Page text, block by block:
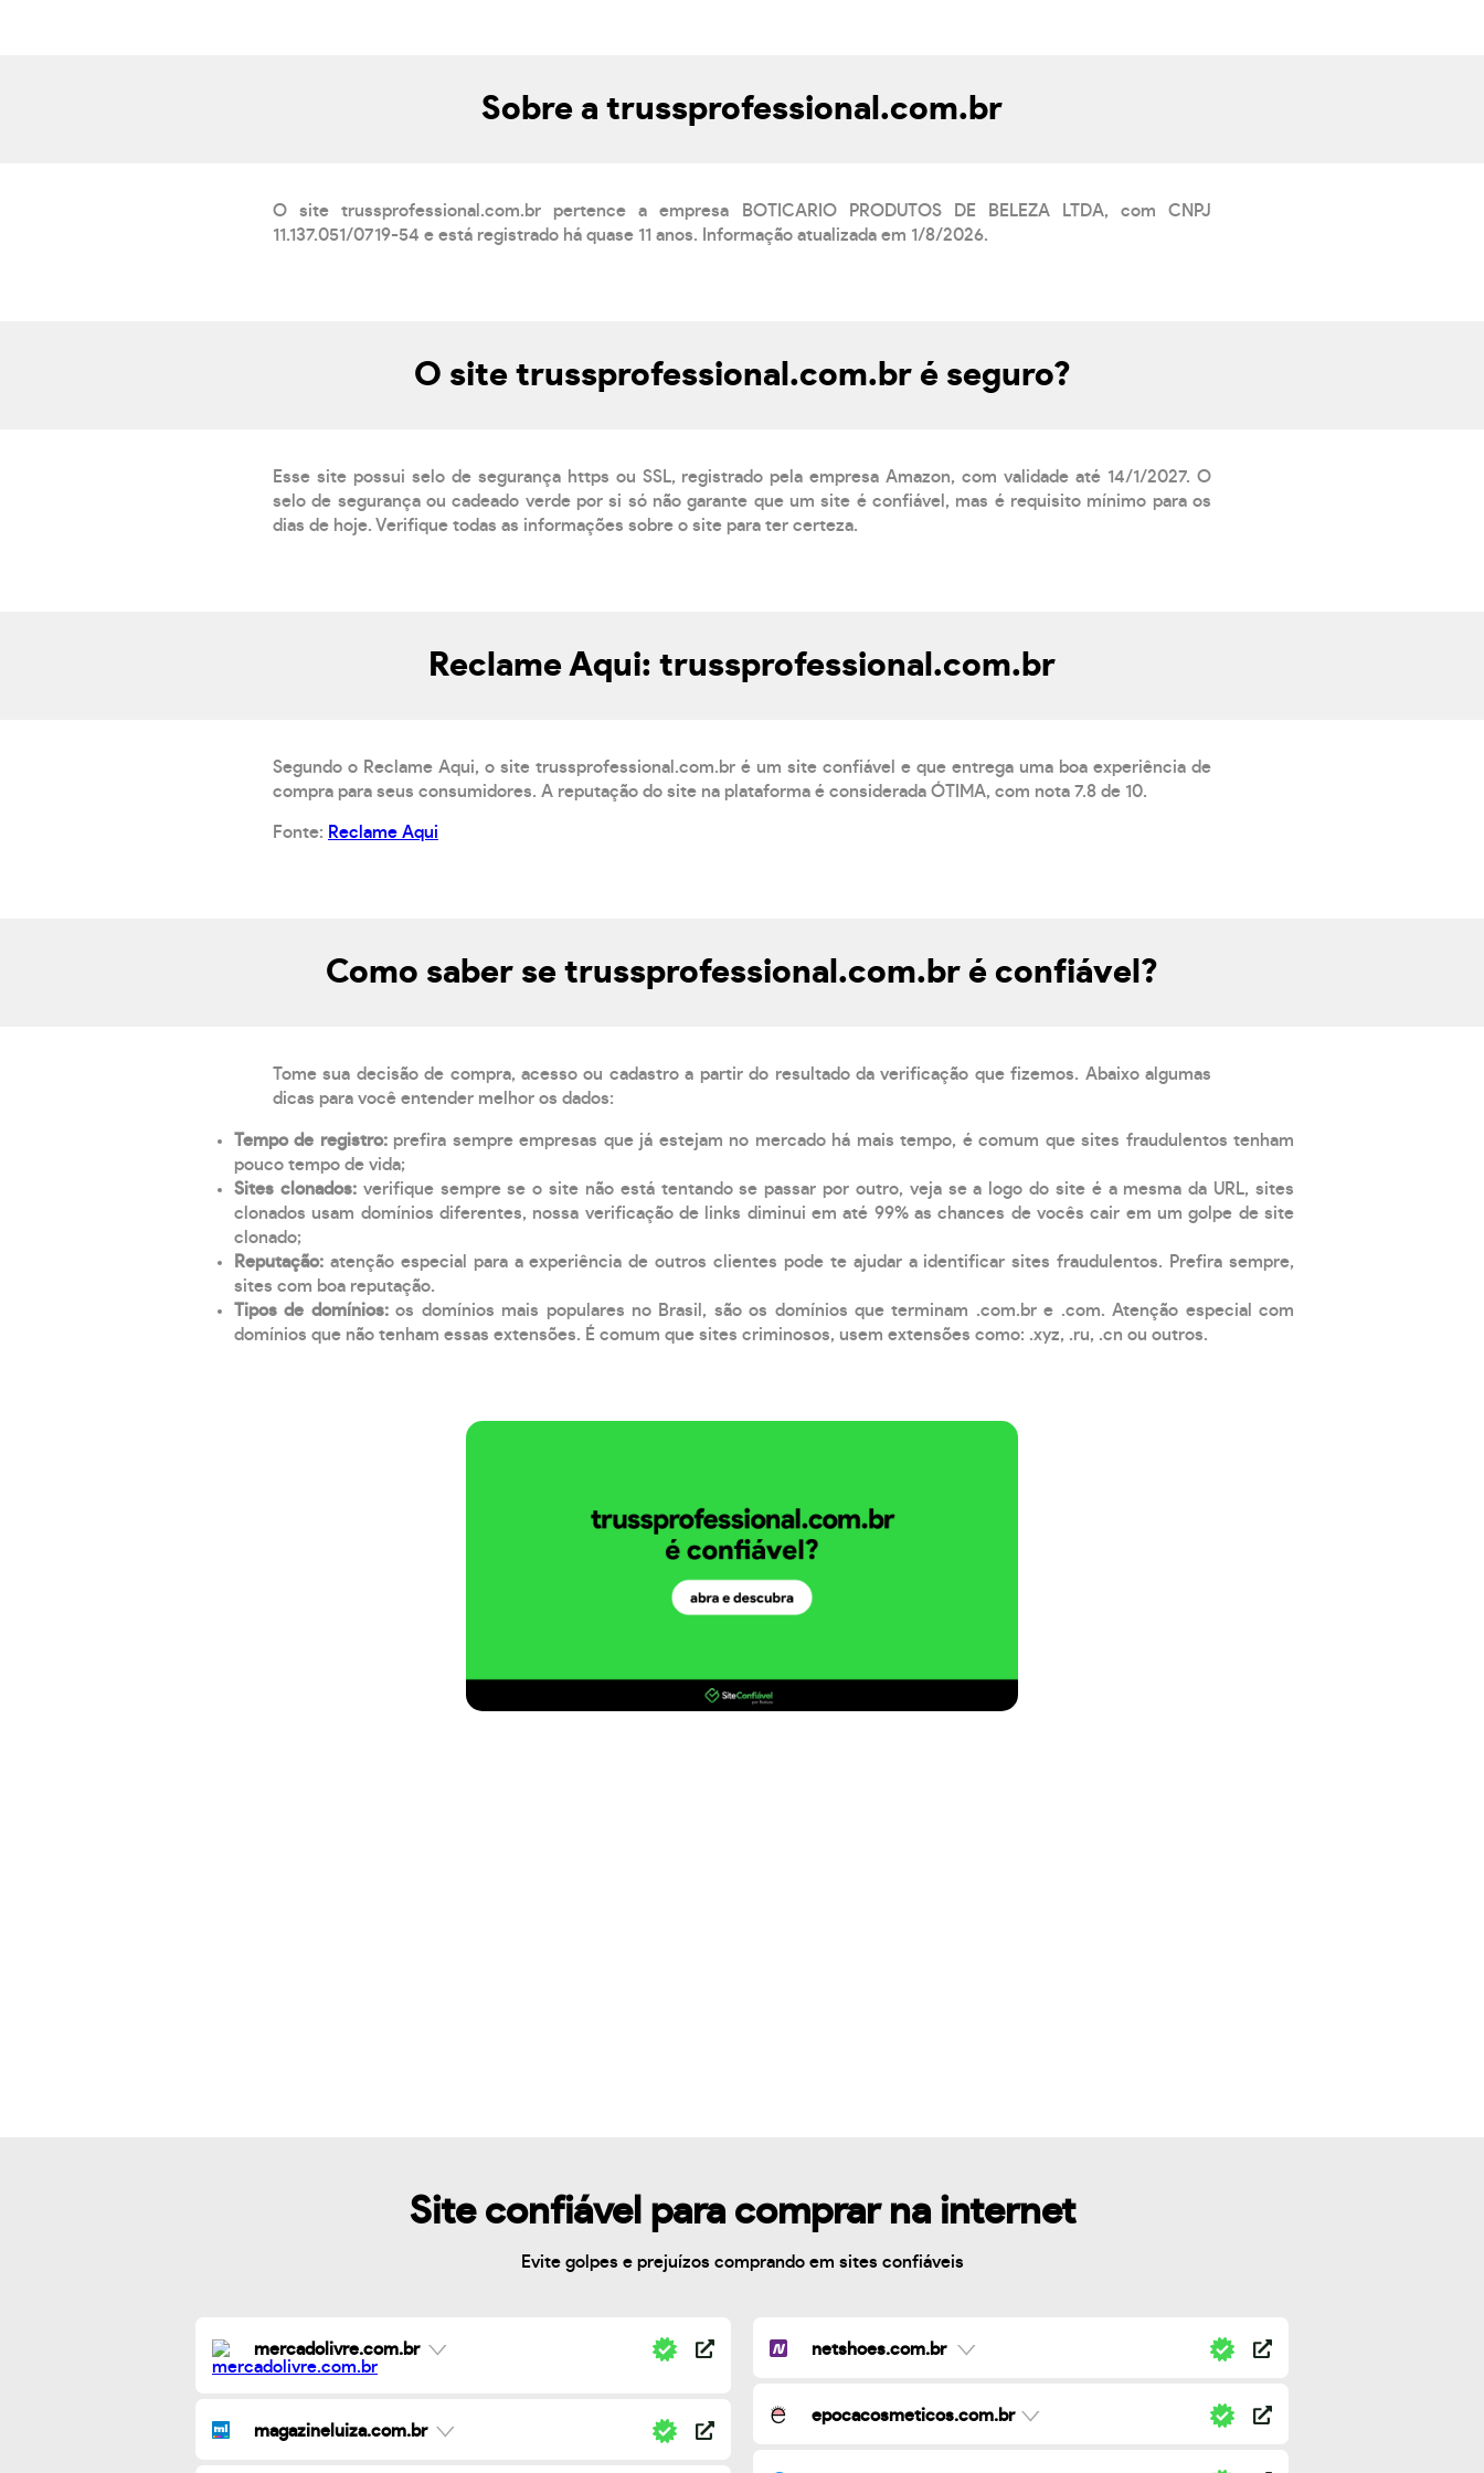
Sobre a trussprofessional.com.br
O site trussprofessional.com.br pertence a empresa BOTICARIO PRODUTOS DE BELEZA LTDA, com CNPJ
11.137.051/0719-54 e está registrado há quase 11 anos. Informação atualizada em 1/8/2026.
O site trussprofessional.com.br é seguro?
Esse site possui selo de segurança https ou SSL, registrado pela empresa Amazon, com validade até 14/1/2027. O
selo de segurança ou cadeado verde por si só não garante que um site é confiável, mas é requisito mínimo para os
dias de hoje. Verifique todas as informações sobre o site para ter certeza.
Reclame Aqui: trussprofessional.com.br
Segundo o Reclame Aqui, o site trussprofessional.com.br é um site confiável e que entrega uma boa experiência de
compra para seus consumidores. A reputação do site na plataforma é considerada ÓTIMA, com nota 7.8 de 10.
Fonte: Reclame Aqui
Como saber se trussprofessional.com.br é confiável?
Tome sua decisão de compra, acesso ou cadastro a partir do resultado da verificação que fizemos. Abaixo algumas
dicas para você entender melhor os dados:
Tempo de registro: prefira sempre empresas que já estejam no mercado há mais tempo, é comum que sites fraudulentos tenham
pouco tempo de vida;
Sites clonados: verifique sempre se o site não está tentando se passar por outro, veja se a logo do site é a mesma da URL, sites
clonados usam domínios diferentes, nossa verificação de links diminui em até 99% as chances de vocês cair em um golpe de site
clonado;
Reputação: atenção especial para a experiência de outros clientes pode te ajudar a identificar sites fraudulentos. Prefira sempre,
sites com boa reputação.
Tipos de domínios:os domínios mais populares no Brasil, são os domínios que terminam .com.br e .com. Atenção especial com
domínios que não tenham essas extensões. É comum que sites criminosos, usem extensões como: .xyz, .ru, .cn ou outros.
Site confiável para comprar na internet
Evite golpes e prejuízos comprando em sites confiáveis
mercadolivre.com.br
magazineluiza.com.br
netshoes.com.br
epocacosmeticos.com.br